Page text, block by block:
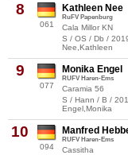
8
061
Kathleen Nee
RuFV Papenburg
Cala Millor KN
S / OS / Db /
Nee,Kathleen
9
077
Monika Engel
RUFV Haren-Ems
Caramia 56
S / Hann / B /
Engel,Monika
10
094
Manfred
RUFV Haren-Ems
Cassitha